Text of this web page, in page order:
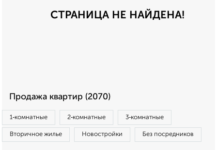
СТРАНИЦА НЕ НАЙДЕНА!
Продажа квартир (2070)
1‑комнатные 2‑комнатные 3‑комнатные
Вторичное жилье Новостройки Без посредников